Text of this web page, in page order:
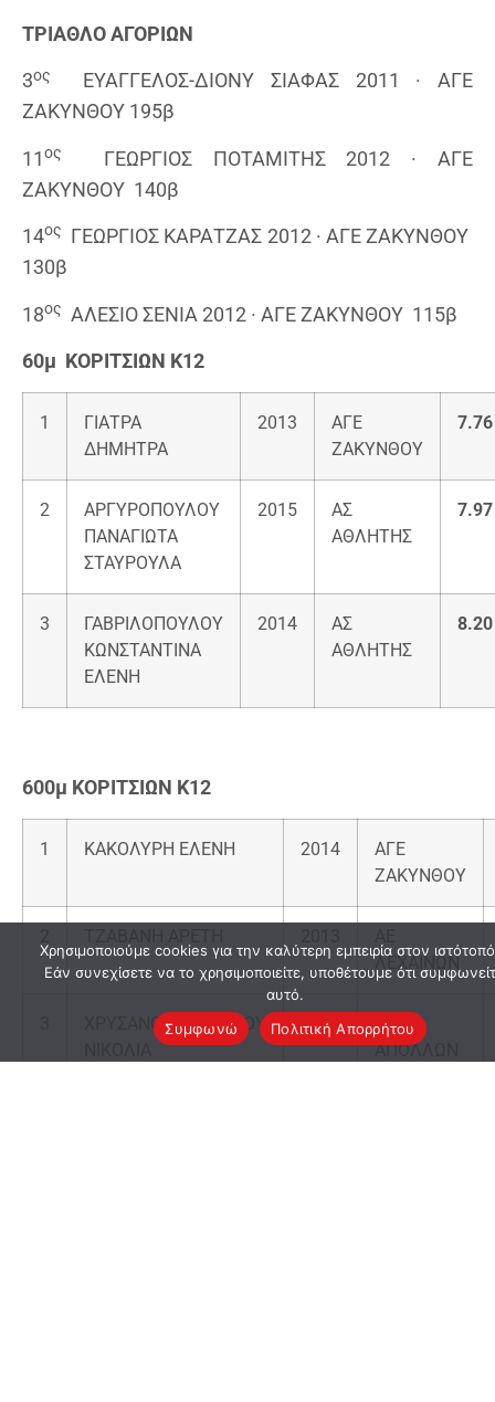
ΤΡΙΑΘΛΟ ΑΓΟΡΙΩΝ
3ος
ΕΥΑΓΓΕΛΟΣ-ΔΙΟΝΥ ΣΙΑΦΑΣ 2011 · ΑΓΕ
ΖΑΚΥΝΘΟΥ 195β
11ος
ΓΕΩΡΓΙΟΣ ΠΟΤΑΜΙΤΗΣ 2012 · ΑΓΕ
ΖΑΚΥΝΘΟΥ 140β
14ος
ΓΕΩΡΓΙΟΣ ΚΑΡΑΤΖΑΣ 2012 · ΑΓΕ ΖΑΚΥΝΘΟΥ
130β
18ος ΑΛΕΣΙΟ ΣΕΝΙΑ 2012 · ΑΓΕ ΖΑΚΥΝΘΟΥ 115β
60μ ΚΟΡΙΤΣΙΩΝ Κ12
1
ΓΙΑΤΡΑ
ΔΗΜΗΤΡΑ
2013
ΑΓΕ
ΖΑΚΥΝΘΟΥ
7.76
2
ΑΡΓΥΡΟΠΟΥΛΟΥ
ΠΑΝΑΓΙΩΤΑ
ΣΤΑΥΡΟΥΛΑ
2015
ΑΣ
ΑΘΛΗΤΗΣ
7.97
3
ΓΑΒΡΙΛΟΠΟΥΛΟΥ
ΚΩΝΣΤΑΝΤΙΝΑ
ΕΛΕΝΗ
2014
ΑΣ
ΑΘΛΗΤΗΣ
8.20
600μ ΚΟΡΙΤΣΙΩΝ Κ12
1 ΚΑΚΟΛΥΡΗ ΕΛΕΝΗ 2014
ΑΓΕ
ΖΑΚΥΝΘΟΥ
ΛΕΧΑΙΝΩΝ
ΧΡΥΣΑΝΘΑΚΟΠΟΥΛΟΥ
2014
ΓΣ
ΑΠΟΛΛΩΝ
Χρησιμοποιούμε cookies για την καλύτερη εμπειρία στον
Εάν συνεχίσετε να το χρησιμοποιείτε, υποθέτουμε ότι
αυτό.
Συμφωνώ
Πολιτική Απορρήτου